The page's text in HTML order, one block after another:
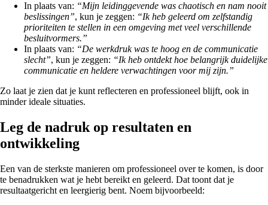
In plaats van: “Mijn leidinggevende was chaotisch en nam nooit
beslissingen”, kun je zeggen: “Ik heb geleerd om zelfstandig
prioriteiten te stellen in een omgeving met veel verschillende
besluitvormers.”
In plaats van: “De werkdruk was te hoog en de communicatie
slecht”, kun je zeggen: “Ik heb ontdekt hoe belangrijk duidelijke
communicatie en heldere verwachtingen voor mij zijn.”
Zo laat je zien dat je kunt reflecteren en professioneel blijft, ook in
minder ideale situaties.
Leg de nadruk op resultaten en
ontwikkeling
Een van de sterkste manieren om professioneel over te komen, is door
te benadrukken wat je hebt bereikt en geleerd. Dat toont dat je
resultaatgericht en leergierig bent. Noem bijvoorbeeld: